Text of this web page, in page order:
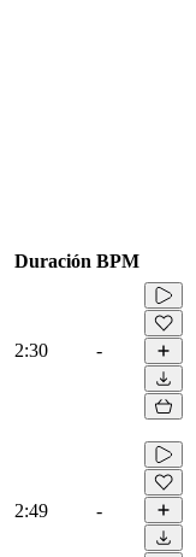
Duración BPM
2:30 -
2:49 -